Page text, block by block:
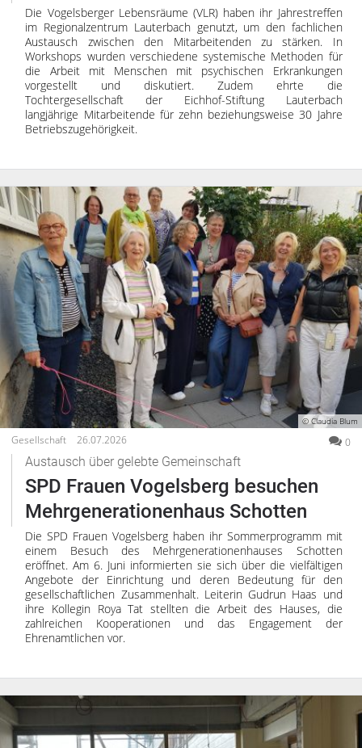
Die Vogelsberger Lebensräume (VLR) haben ihr Jahrestreffen
im Regionalzentrum Lauterbach genutzt, um den fachlichen
Austausch zwischen den Mitarbeitenden zu stärken. In
Workshops wurden verschiedene systemische Methoden für
die Arbeit mit Menschen mit psychischen Erkrankungen
vorgestellt und diskutiert. Zudem ehrte die
Tochtergesellschaft der Eichhof-Stiftung Lauterbach
langjährige Mitarbeitende für zehn beziehungsweise 30 Jahre
Betriebszugehörigkeit.
© Claudia Blum
Gesellschaft 26.07.2026 0
Austausch über gelebte Gemeinschaft
SPD Frauen Vogelsberg besuchen
Mehrgenerationenhaus Schotten
Die SPD Frauen Vogelsberg haben ihr Sommerprogramm mit
einem Besuch des Mehrgenerationenhauses Schotten
eröffnet. Am 6. Juni informierten sie sich über die vielfältigen
Angebote der Einrichtung und deren Bedeutung für den
gesellschaftlichen Zusammenhalt. Leiterin Gudrun Haas und
ihre Kollegin Roya Tat stellten die Arbeit des Hauses, die
zahlreichen Kooperationen und das Engagement der
Ehrenamtlichen vor.